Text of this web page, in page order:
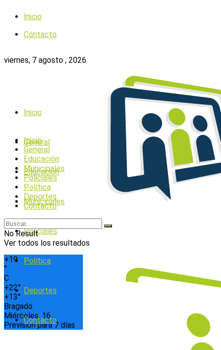
Inicio
Contacto
viernes, 7 agosto , 2026
+19
°
C
+22°
+13°
Bragado
Miércoles, 16
Previsión para 7 días
Inicio
General
Educación
Municipales
Policiales
Política
Deportes
Contacto
Inicio
General
Educación
Municipales
Policiales
Política
Deportes
Contacto
No Result
Ver todos los resultados